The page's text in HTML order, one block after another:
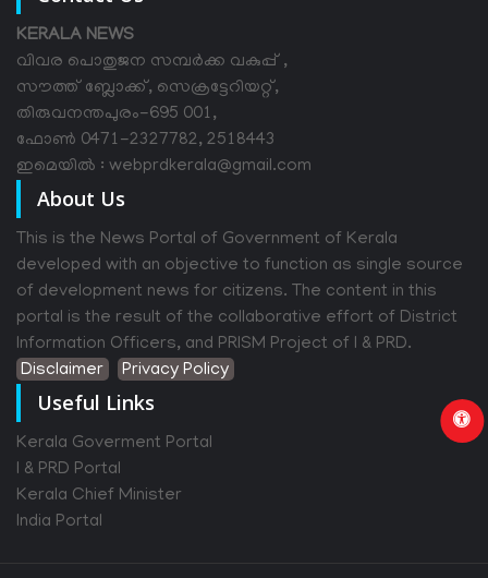
KERALA NEWS
വിവര പൊതുജന സമ്പര്‍ക്ക വകുപ്പ് ,
സൗത്ത് ബ്ലോക്ക്, സെക്രട്ടേറിയറ്റ്,
തിരുവനന്തപുരം-695 001,
ഫോൺ 0471-2327782, 2518443
ഇമെയിൽ : webprdkerala@gmail.com
About Us
This is the News Portal of Government of Kerala
developed with an objective to function as single source
of development news for citizens. The content in this
portal is the result of the collaborative effort of District
Information Officers, and PRISM Project of I & PRD.
Disclaimer
Privacy Policy
Useful Links
Kerala Goverment Portal
I & PRD Portal
Kerala Chief Minister
India Portal